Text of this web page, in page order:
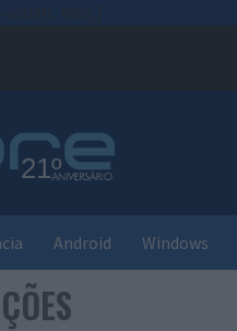
Android Windows